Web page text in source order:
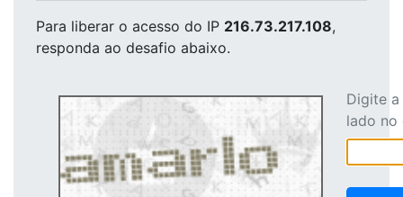
Para liberar o acesso do IP 216.73.217.108,
responda ao desafio abaixo.
Digite
lado no